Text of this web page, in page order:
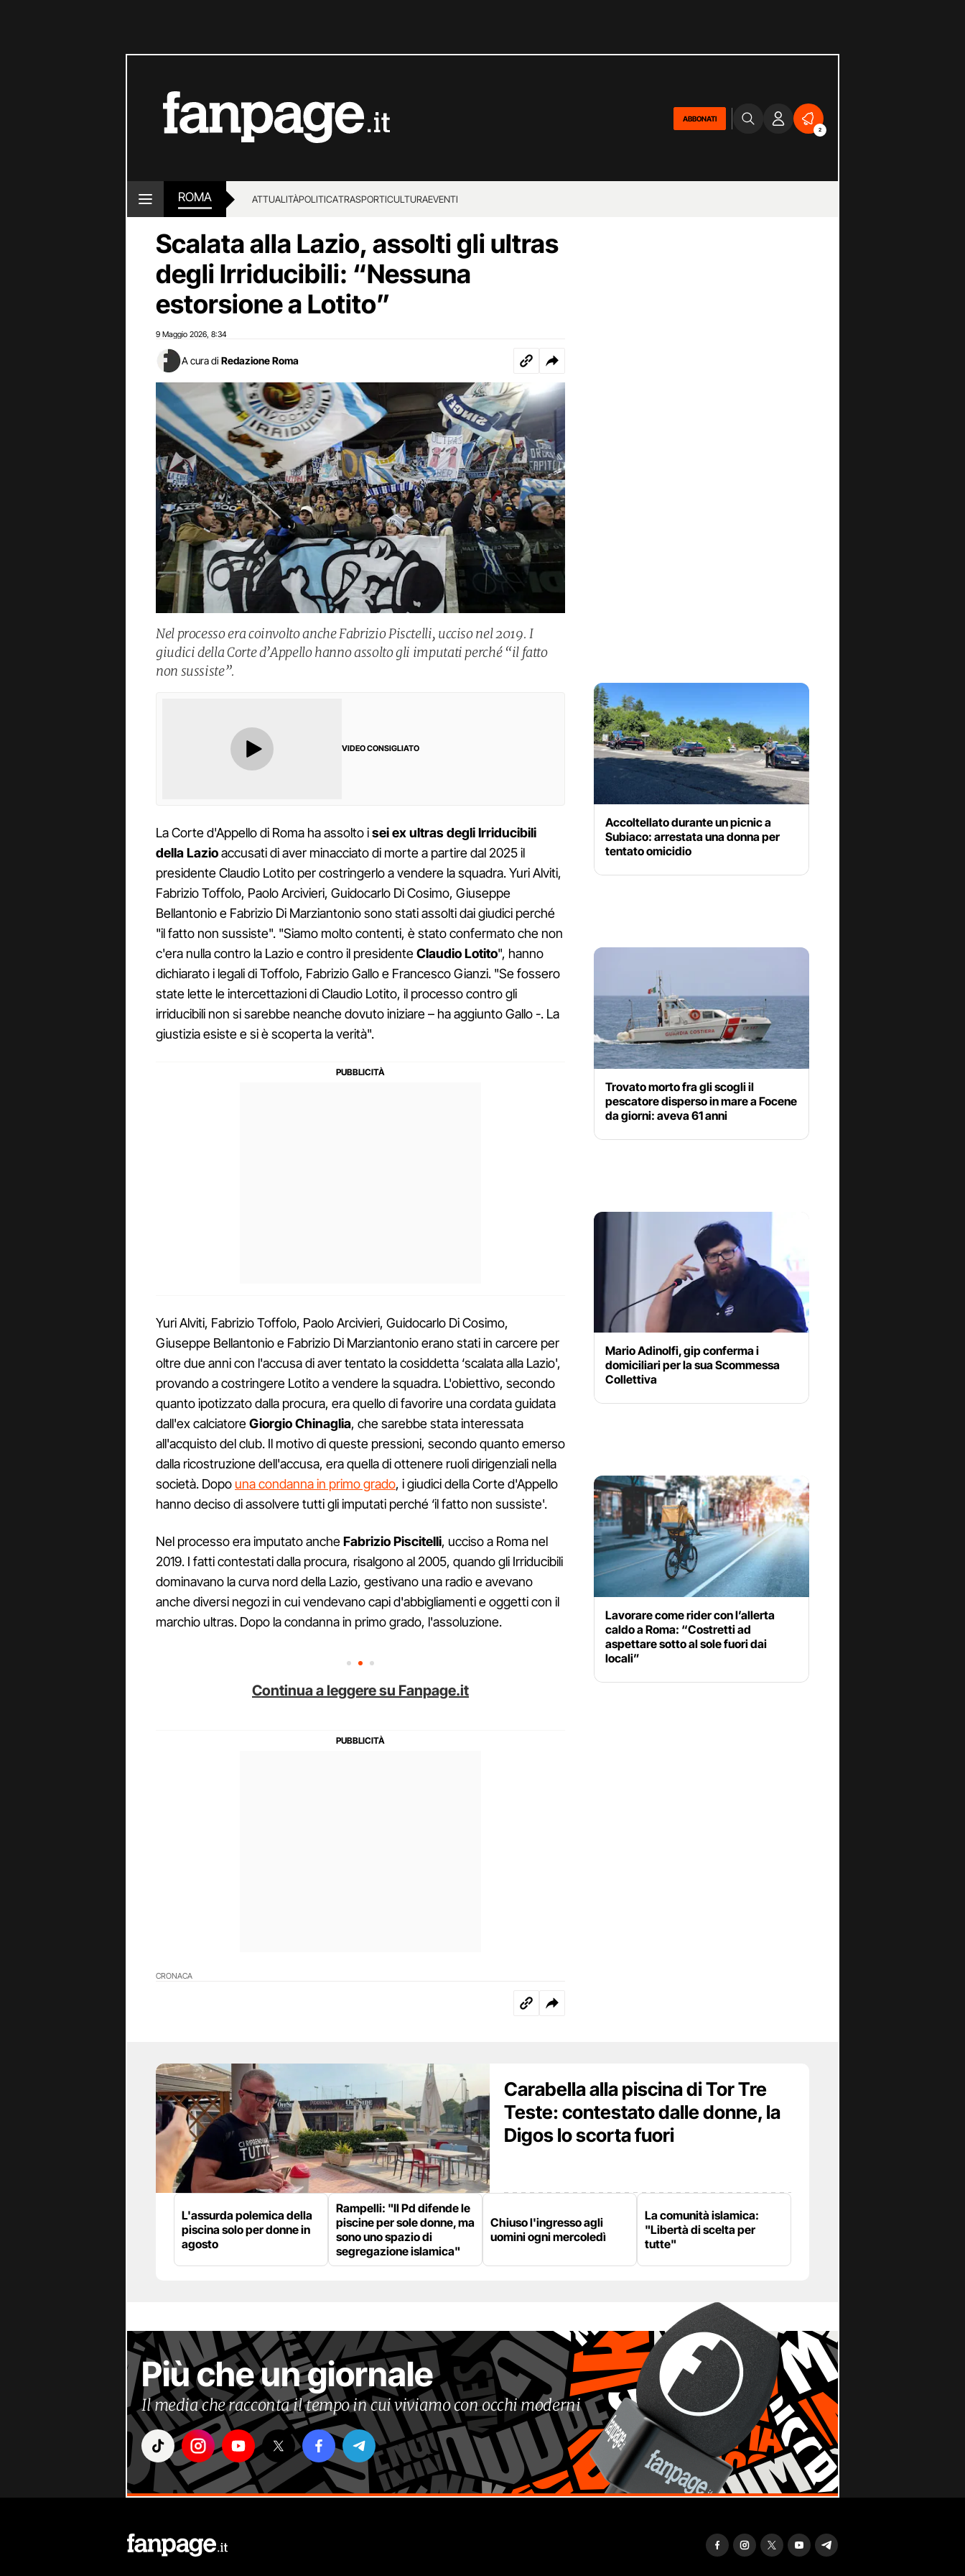
ABBONATI
2
ROMA ATTUALITÀPOLITICATRASPORTICULTURAEVENTI
Scalata alla Lazio, assolti gli ultras
degli Irriducibili: “Nessuna
estorsione a Lotito”
9 Maggio 2026 8:34
A cura di Redazione Roma
Nel processo era coinvolto anche Fabrizio Pisctelli, ucciso nel 2019. I
giudici della Corte d’Appello hanno assolto gli imputati perché “il fatto
non sussiste”.
VIDEO CONSIGLIATO
La Corte d'Appello di Roma ha assolto isei ex ultras degli Irriducibili
della Lazioaccusati di aver minacciato di morte a partire dal 2025 il
presidente Claudio Lotito per costringerlo a vendere la squadra. Yuri Alviti,
Fabrizio Toffolo, Paolo Arcivieri, Guidocarlo Di Cosimo, Giuseppe
Bellantonio e Fabrizio Di Marziantonio sono stati assolti dai giudici perché
"il fatto non sussiste". "Siamo molto contenti, è stato confermato che non
c'era nulla contro la Lazio e contro il presidenteClaudio Lotito", hanno
dichiarato i legali di Toffolo, Fabrizio Gallo e Francesco Gianzi. "Se fossero
state lette le intercettazioni di Claudio Lotito, il processo contro gli
irriducibili non si sarebbe neanche dovuto iniziare – ha aggiunto Gallo -. La
giustizia esiste e si è scoperta la verità".
Yuri Alviti, Fabrizio Toffolo, Paolo Arcivieri, Guidocarlo Di Cosimo,
Giuseppe Bellantonio e Fabrizio Di Marziantonio erano stati in carcere per
oltre due anni con l'accusa di aver tentato la cosiddetta ‘scalata alla Lazio',
provando a costringere Lotito a vendere la squadra. L'obiettivo, secondo
quanto ipotizzato dalla procura, era quello di favorire una cordata guidata
dall'ex calciatoreGiorgio Chinaglia, che sarebbe stata interessata
all'acquisto del club. Il motivo di queste pressioni, secondo quanto emerso
dalla ricostruzione dell'accusa, era quella di ottenere ruoli dirigenziali nella
società. Dopo una condanna in primo grado, i giudici della Corte d'Appello
hanno deciso di assolvere tutti gli imputati perché ‘il fatto non sussiste'.
Nel processo era imputato ancheFabrizio Piscitelli, ucciso a Roma nel
2019. I fatti contestati dalla procura, risalgono al 2005, quando gli Irriducibili
dominavano la curva nord della Lazio, gestivano una radio e avevano
anche diversi negozi in cui vendevano capi d'abbigliamenti e oggetti con il
marchio ultras. Dopo la condanna in primo grado, l'assoluzione.
Continua a leggere su Fanpage.it
CRONACA
Accoltellato durante un picnic a
Subiaco: arrestata una donna per
tentato omicidio
Trovato morto fra gli scogli il
pescatore disperso in mare a Focene
da giorni: aveva 61 anni
Mario Adinolfi, gip conferma i
domiciliari per la sua Scommessa
Collettiva
Lavorare come rider con l’allerta
caldo a Roma: “Costretti ad
aspettare sotto al sole fuori dai
locali”
Carabella alla piscina di Tor Tre
Teste: contestato dalle donne, la
Digos lo scorta fuori
L'assurda polemica della
piscina solo per donne in
agosto
Rampelli: "Il Pd difende le
piscine per sole donne, ma
sono uno spazio di
segregazione islamica"
Chiuso l'ingresso agli
uomini ogni mercoledì
La comunità islamica:
"Libertà di scelta per
tutte"
Più che un giornale
Il media che racconta il tempo in cui viviamo con occhi moderni